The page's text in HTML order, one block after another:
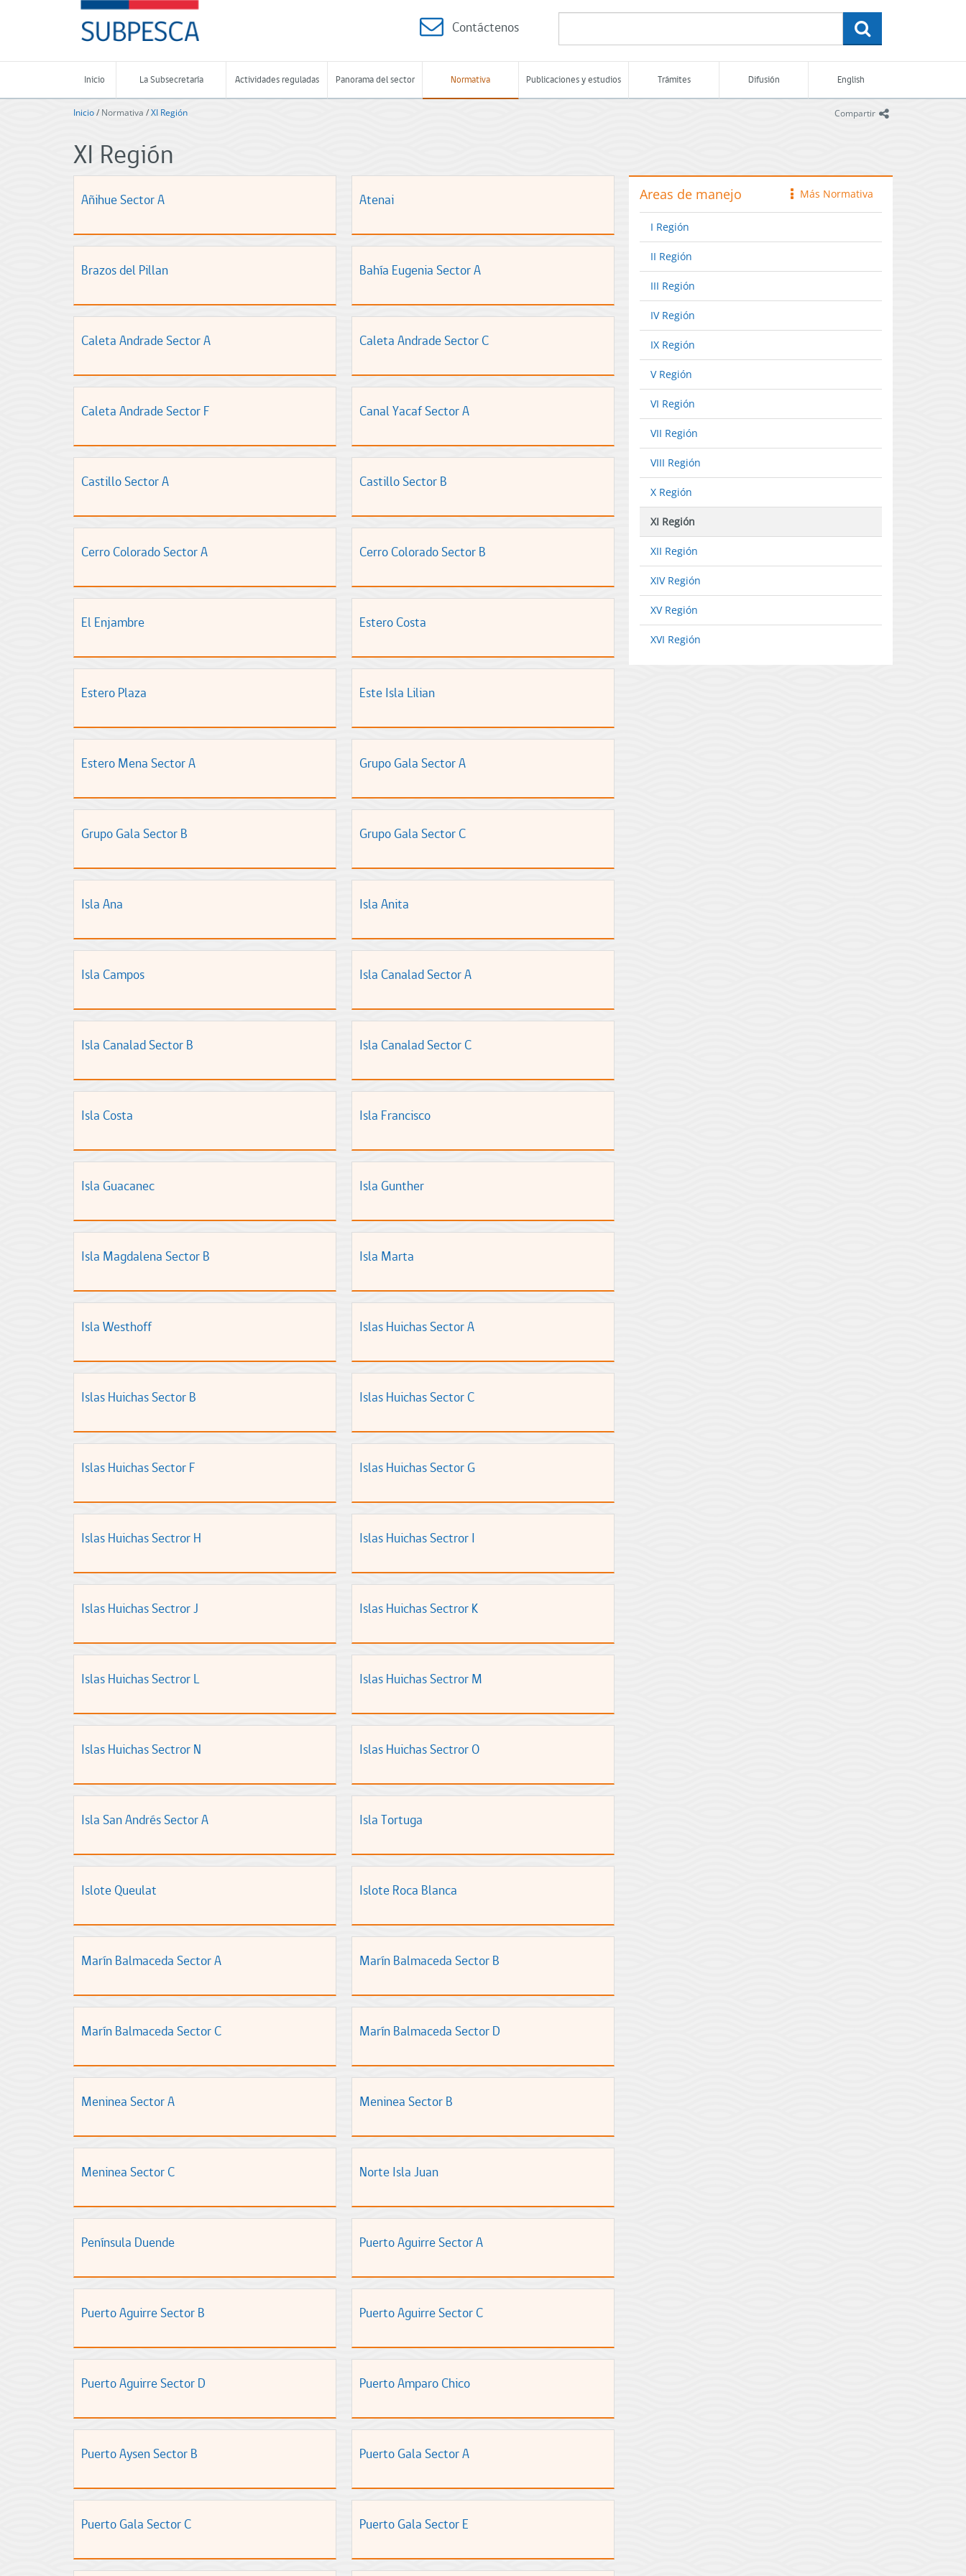
-
Subsecretaría
de
Pesca
Acuicultura
-
de
Chile
Contáctenos
Inicio La Subsecretaría Actividades reguladas Panorama del sector Normativa Publicaciones y estudios Trámites Difusión English
Compartir icono
Inicio/ Normativa /XI Región
XI Región
Añihue Sector A Atenai
Brazos del Pillan Bahía Eugenia Sector A
Caleta Andrade Sector A Caleta Andrade Sector C
Caleta Andrade Sector F Canal Yacaf Sector A
Castillo Sector A Castillo Sector B
Cerro Colorado Sector A Cerro Colorado Sector B
El Enjambre Estero Costa
Estero Plaza Este Isla Lilian
Estero Mena Sector A Grupo Gala Sector A
Grupo Gala Sector B Grupo Gala Sector C
Isla Ana Isla Anita
Isla Campos Isla Canalad Sector A
Isla Canalad Sector B Isla Canalad Sector C
Isla Costa Isla Francisco
Isla Guacanec Isla Gunther
Isla Magdalena Sector B Isla Marta
Isla Westhoff Islas Huichas Sector A
Islas Huichas Sector B Islas Huichas Sector C
Islas Huichas Sector F Islas Huichas Sector G
Islas Huichas Sectror H Islas Huichas Sectror I
Islas Huichas Sectror J Islas Huichas Sectror K
Islas Huichas Sectror L Islas Huichas Sectror M
Islas Huichas Sectror N Islas Huichas Sectror O
Isla San Andrés Sector A Isla Tortuga
Islote Queulat Islote Roca Blanca
Marín Balmaceda Sector A Marín Balmaceda Sector B
Marín Balmaceda Sector C Marín Balmaceda Sector D
Meninea Sector A Meninea Sector B
Meninea Sector C Norte Isla Juan
Península Duende Puerto Aguirre Sector A
Puerto Aguirre Sector B Puerto Aguirre Sector C
Puerto Aguirre Sector D Puerto Amparo Chico
Puerto Aysen Sector B Puerto Gala Sector A
Puerto Gala Sector C Puerto Gala Sector E
icono
Más Normativa
Areas de manejo
I Región
II Región
III Región
IV Región
IX Región
V Región
VI Región
VII Región
VIII Región
X Región
XI Región
XII Región
XIV Región
XV Región
XVI Región